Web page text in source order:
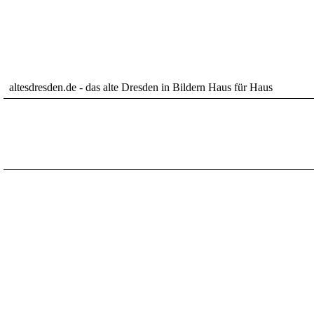
altesdresden.de - das alte Dresden in Bildern Haus für Haus